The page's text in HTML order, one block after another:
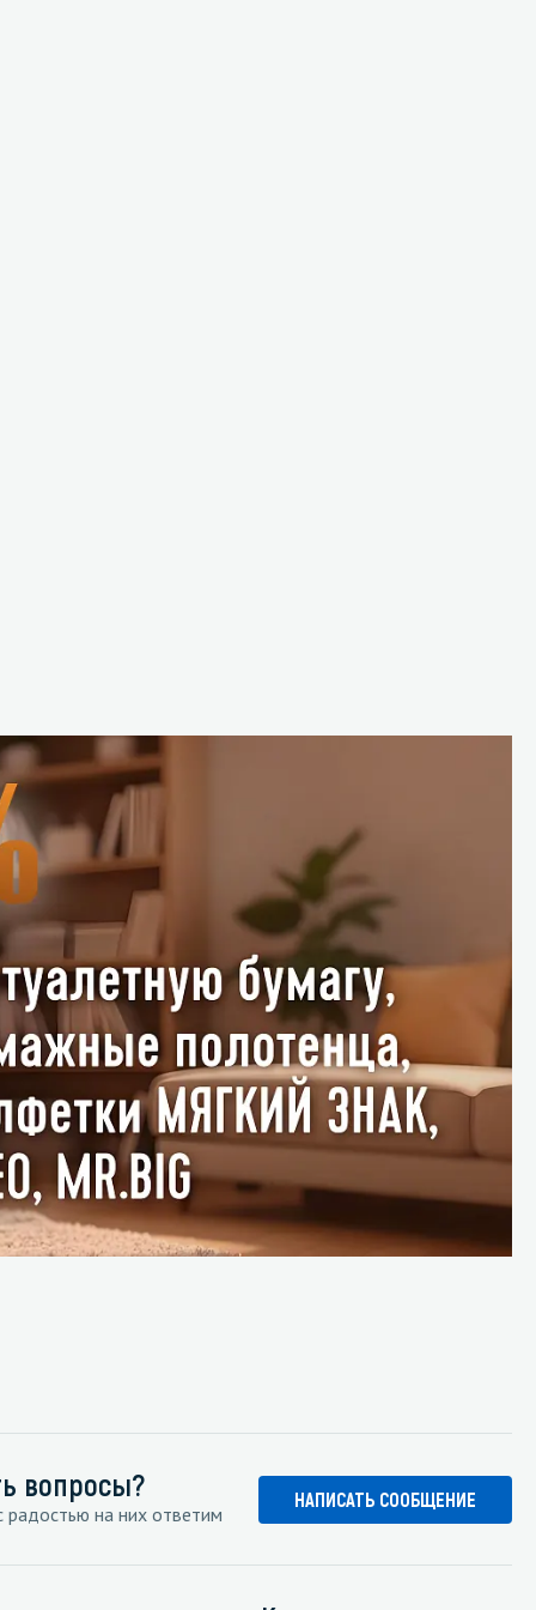
вопросы?
на них ответим
НАПИСАТЬ СООБЩЕНИЕ